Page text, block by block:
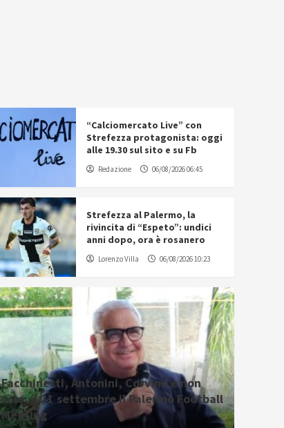
“Calciomercato Live” con
Strefezza protagonista: oggi
alle 19.30 sul sito e su Fb
Redazione 06/08/2026 06:45
Strefezza al Palermo, la
rivincita di “Espeto”: undici
anni dopo, ora è rosanero
Lorenzo Villa 06/08/2026 10:23
Facchinetti, Antonini, Corvino e non
solo: il 21 settembre il Palermo Football
Meeting